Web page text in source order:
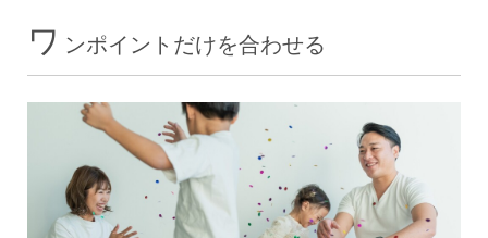
ワ ンポイントだけを合わせる